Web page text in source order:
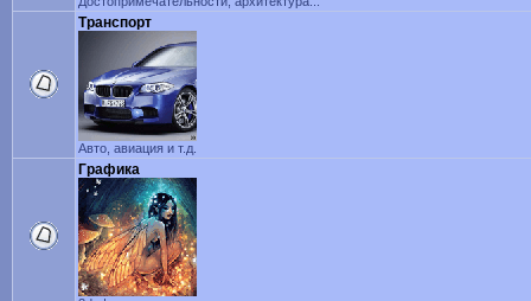
Транспорт
Авто, авиация и т.д.
Графика